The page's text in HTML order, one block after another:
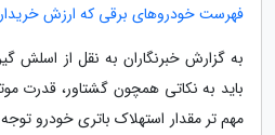
فهرست خودروهای برقی که ارزش
به گزارش خبرنگاران به نقل از اسلش
باید به نکاتی همچون گشتاور، قدرت
مهم تر مقدار استهلاک باتری خودرو